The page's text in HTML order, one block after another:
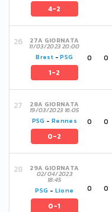
4-2
27A GIORNATA
11/03/2023 20:00
Brest -PSG
1-2
0 0
28A GIORNATA
19/03/2023 16:05
PSG - Rennes
0-2
0 0
29A GIORNATA
02/04/2023
18:45
PSG - Lione
0-1
0 0